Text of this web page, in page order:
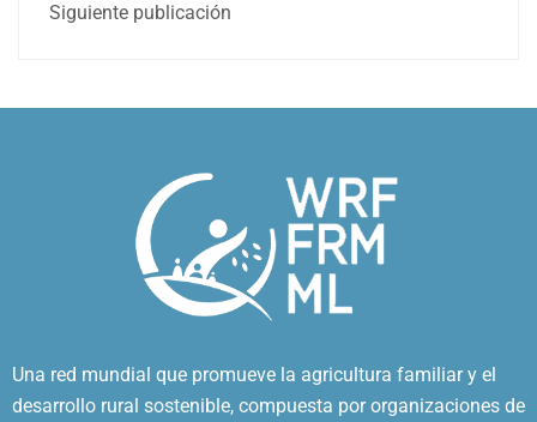
Siguiente publicación
Una red mundial que promueve la agricultura familiar y el
desarrollo rural sostenible, compuesta por organizaciones de